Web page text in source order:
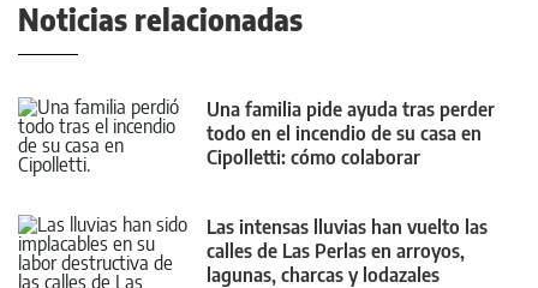
Noticias relacionadas
Una familia pide ayuda tras perder
todo en el incendio de su casa en
Cipolletti: cómo colaborar
Las intensas lluvias han vuelto las
calles de Las Perlas en arroyos,
lagunas, charcas y lodazales